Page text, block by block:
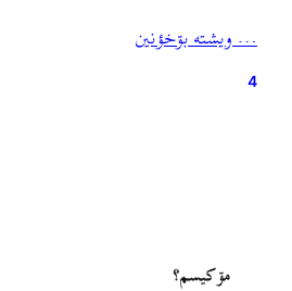
بهتر…
… ويشته بۊخؤنين
4
مۊ کيسم؟